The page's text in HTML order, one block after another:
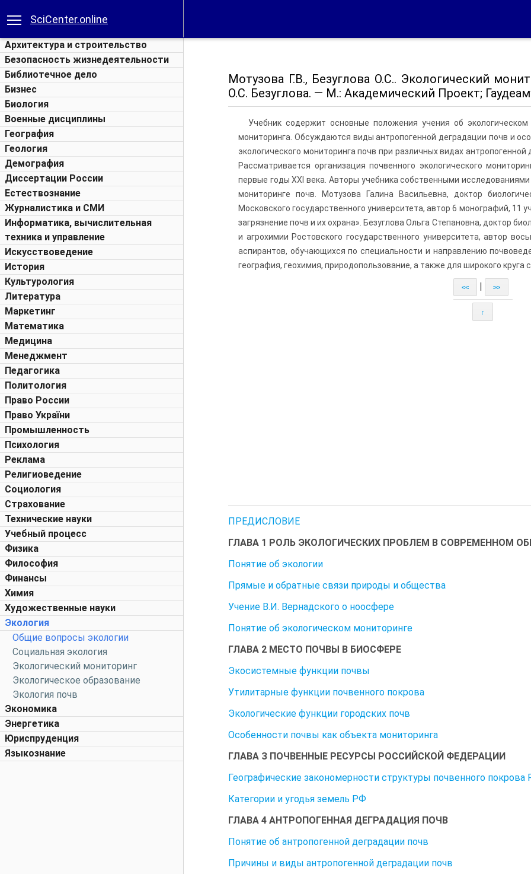
SciCenter.online
Архитектура и строительство
Безопасность жизнедеятельности
Библиотечное дело
Бизнес
Биология
Военные дисциплины
География
Геология
Демография
Диссертации России
Естествознание
Журналистика и СМИ
Информатика, вычислительная
техника и управление
Искусствоведение
История
Культурология
Литература
Маркетинг
Математика
Медицина
Менеджмент
Педагогика
Политология
Право России
Право України
Промышленность
Психология
Реклама
Религиоведение
Социология
Страхование
Технические науки
Учебный процесс
Физика
Философия
Финансы
Химия
Художественные науки
Экология
Общие вопросы экологии
Социальная экология
Экологический мониторинг
Экологическое образование
Экология почв
Экономика
Энергетика
Юриспруденция
Языкознание
Мотузова Г.В., Безуглова О.С.. Экологический
О.С. Безуглова. — М.: Академический Проект;
Учебник содержит основные положения учения об
мониторинга. Обсуждаются виды антропогенной деградации почв и
экологического монито­ринга почв при различных видах
Рассматривается организация почвенного экологического
первые годы XXI века. Авторы учебника собственными
мониторинге почв. Мотузова Га­лина Васильевна, доктор
Московского государственного университета, автор 6 монографий, 11
загрязнение почв и их охрана». Безуглова Ольга Степановна, доктор
и агрохимии Ростовского государственного университета, автор
аспирантов, обучающихся по специальности и направлению
география, геохимия, природопользование, а также для широкого круга
<< >>
↑
ПРЕДИСЛОВИЕ
ГЛАВА 1 РОЛЬ ЭКОЛОГИЧЕСКИХ ПРОБЛЕМ В СОВРЕМЕННОМ
Понятие об экологии
Прямые и обратные связи природы и общества
Учение В.И. Вернадского о ноосфере
Понятие об экологическом мониторинге
ГЛАВА 2 МЕСТО ПОЧВЫ В БИОСФЕРЕ
Экосистемные функции почвы
Утилитарные функции почвенного покрова
Экологические функции городских почв
Особенности почвы как объекта мониторинга
ГЛАВА З ПОЧВЕННЫЕ РЕСУРСЫ РОССИЙСКОЙ ФЕДЕРАЦИИ
Географические закономерности структуры почвенного покрова
Категории и угодья земель РФ
ГЛАВА 4 АНТРОПОГЕННАЯ ДЕГРАДАЦИЯ ПОЧВ
Понятие об антропогенной деградации почв
Причины и виды антропогенной деградации почв